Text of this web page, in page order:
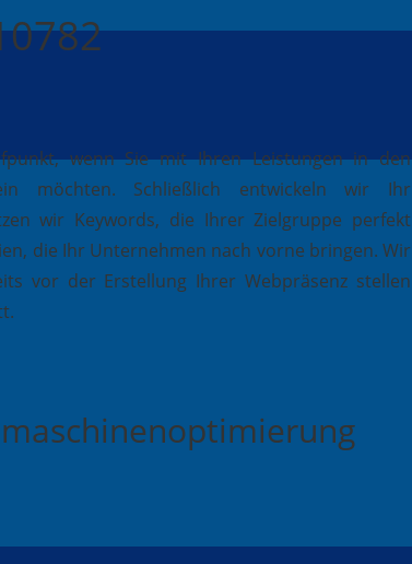
wenn Sie mit Ihren Leistungen in den
möchten. Schließlich entwickeln wir Ihr
wir Keywords, die Ihrer Zielgruppe perfekt
die Ihr Unternehmen nach vorne bringen. Wir
vor der Erstellung Ihrer Webpräsenz stellen